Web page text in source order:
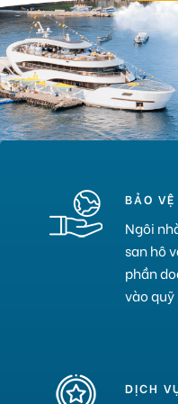
BẢO
Ngôi
san hô
phần
vào
DỊCH